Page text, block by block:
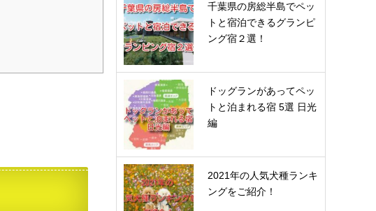
千葉県の房総半島でペッ
トと宿泊できるグランピ
ング宿２選！
ドッグランがあってペッ
トと泊まれる宿 5選 日光
編
2021年の人気犬種ランキ
ングをご紹介！